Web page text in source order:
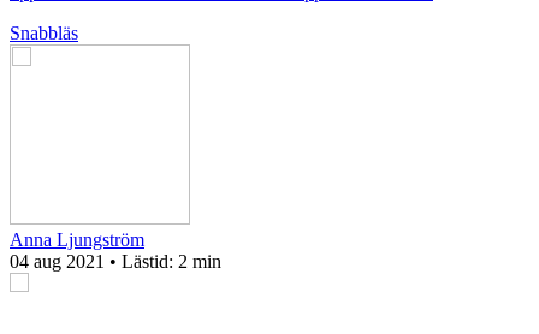
Snabbläs
Anna Ljungström
04 aug 2021 • Lästid: 2 min